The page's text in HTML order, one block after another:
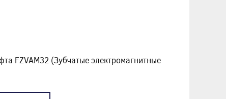
FZVAM32 (Зубчатые электромагнитные